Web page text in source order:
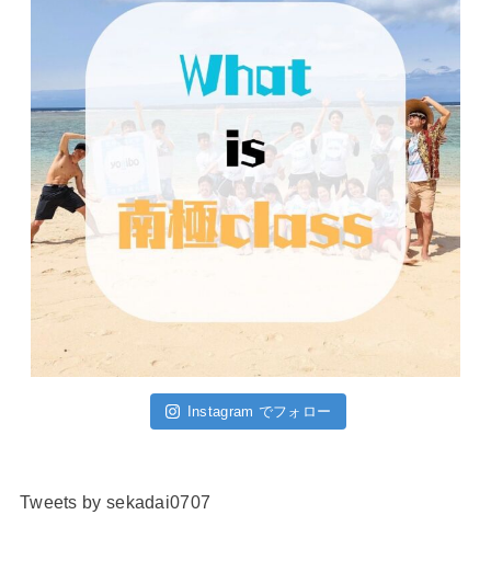
Instagram でフォロー
Tweets by sekadai0707